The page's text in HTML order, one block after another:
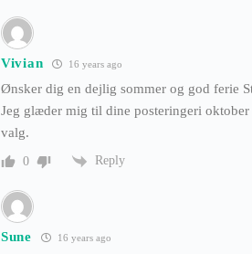
Vivian 16 years ago
Ønsker dig en dejlig sommer og god ferie
Jeg glæder mig til dine posteringeri oktober
valg.
0 Reply
Sune 16 years ago